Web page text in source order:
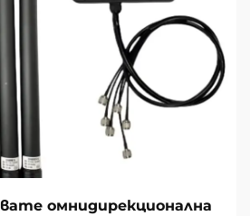
омнидирекционална